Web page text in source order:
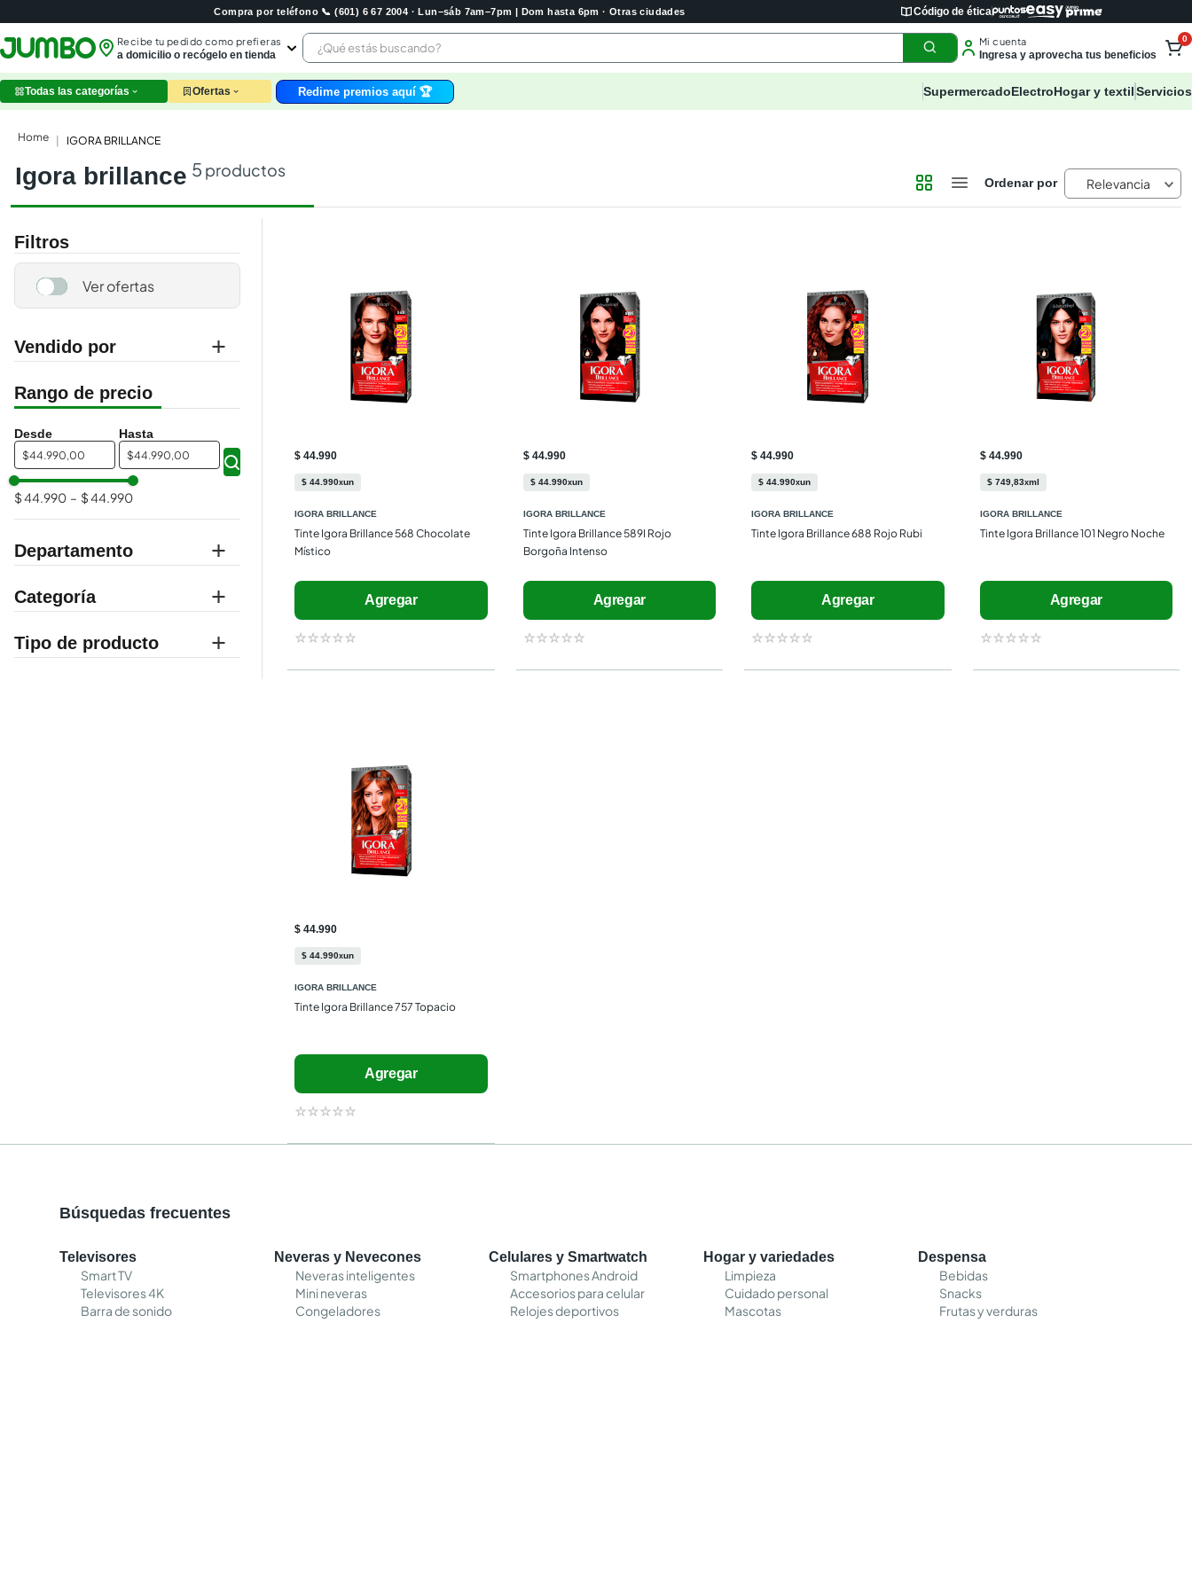
Compra por teléfono 📞 (601) 6 67 2004 · Lun–sáb 7am–7pm | Dom hasta 6pm · Otras ciudades Código de ética
Recibe tu pedido como prefieras
a domicilio o recógelo en tienda
¿Qué estás buscando? Mi cuenta
Ingresa y aprovecha tus beneficios
0
Todas las categorías Ofertas Redime premios aquí 🏆 SupermercadoElectroHogar y textilServicios
IGORA BRILLANCE
igora brillance 5 productos
Relevancia
Filtros
Departamento
supermercado
Categoría
belleza
Vendido por
jumbo
$ $
$ 44.990 – $ 44.990
$ 44.990
$ 44 990xun
IGORA BRILLANCE
Tinte Igora Brillance 568 Chocolate
Místico
Agregar
☆☆☆☆☆
$ 44.990
$ 44. 990xun
IGORA BRILLANCE
Tinte Igora Brillance 589I Rojo
Borgoña Intenso
Agregar
☆☆☆☆☆
$ 44.990
$ 44 990xun
IGORA BRILLANCE
Tinte Igora Brillance 688 Rojo Rubi
Agregar
☆☆☆☆☆
$ 44.990
$ 749, 83xml
IGORA BRILLANCE
Tinte Igora Brillance 101 Negro Noche
Agregar
☆☆☆☆☆
$ 44.990
$ 44 990xun
IGORA BRILLANCE
Tinte Igora Brillance 757 Topacio
Agregar
☆☆☆☆☆
Búsquedas frecuentes
Televisores
Smart TV
Televisores 4K
Barra de sonido
Neveras y Nevecones
Neveras inteligentes
Mini neveras
Congeladores
Celulares y Smartwatch
Smartphones Android
Accesorios para celular
Relojes deportivos
Hogar y variedades
Limpieza
Cuidado personal
Mascotas
Despensa
Bebidas
Snacks
Frutas y verduras
leche
carne